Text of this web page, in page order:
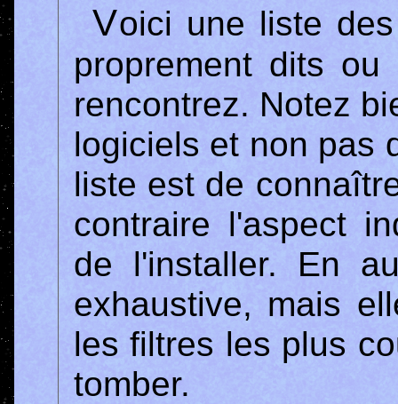
Voici une liste des principaux filtres (codecs
proprement dits
rencontrez. Notez
logiciels et non pas
liste est de
contraire l'aspect
de l'installer. En
exhaustive, mais
les filtres les plus
tomber.